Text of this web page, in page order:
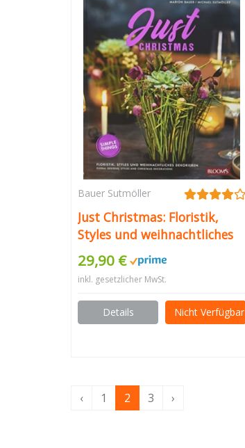
Bauer Sutmöller
Just Christmas: Floristik,
Styles und weihnachtliches
Dekorieren
29,90 €
inkl. gesetzlicher MwSt.
Details Nicht Verfügbar
‹ 1 2 3 ›